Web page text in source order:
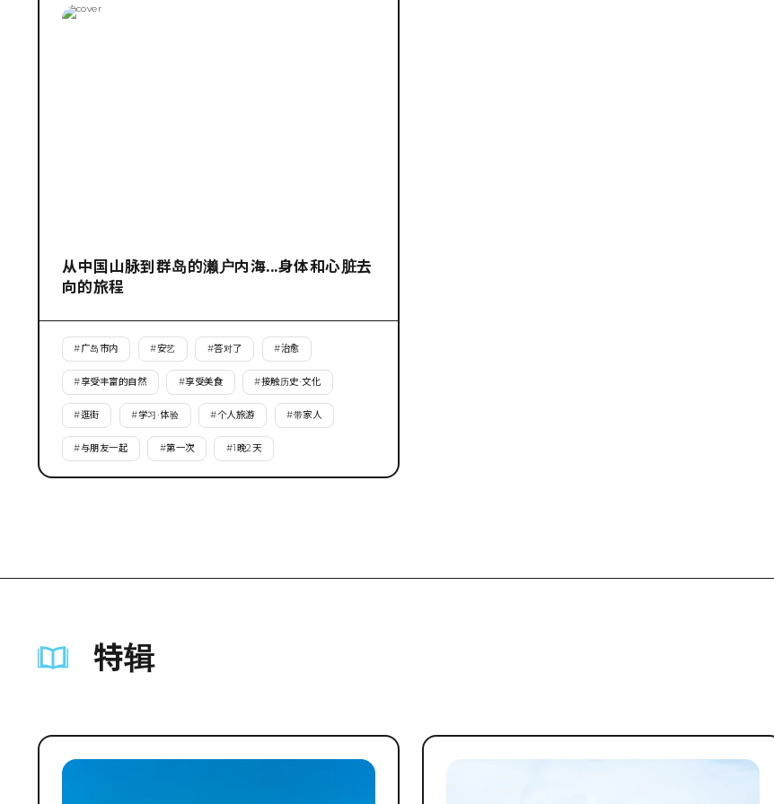
从中国山脉到群岛的濑户内海...身体和心脏去
向的旅程
#广岛市内 #安艺 #答对了 #治愈
#享受丰富的自然 #享受美食 #接触历史·文化
#逛街 #学习·体验 #个人旅游 #带家人
#与朋友一起 #第一次 #1晚2天
特辑